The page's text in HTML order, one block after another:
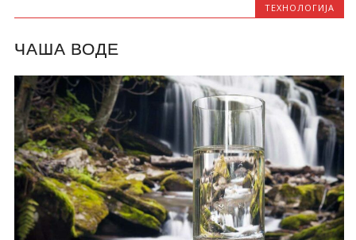
ТЕХНОЛОГИЈА
ЧАША ВОДЕ